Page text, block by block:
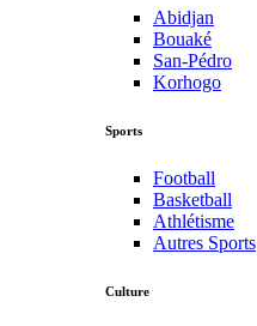
Abidjan
Bouaké
San-Pédro
Korhogo
Sports
Football
Basketball
Athlétisme
Autres Sports
Culture